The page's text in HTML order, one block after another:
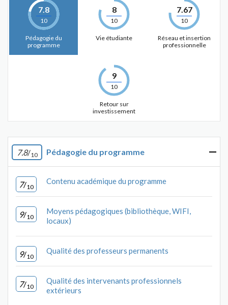
7.8
10
Pédagogie du
programme
8
10
Vie étudiante
7.67
10
Réseau et insertion
professionnelle
9
10
Retour sur
investissement
7.8/10 Pédagogie du programme
7/10
Contenu académique du programme
9/10
Moyens pédagogiques (bibliothèque, WIFI,
locaux)
9/10
Qualité des professeurs permanents
7/10
Qualité des intervenants professionnels
extérieurs